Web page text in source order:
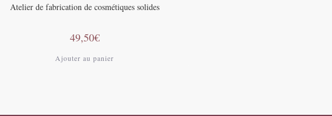
Atelier de fabrication de cosmétiques solides
49,50€
Ajouter au panier